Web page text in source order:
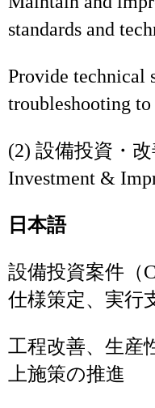
standards and
Provide technical
troubleshooting
(2) 設備投資・
Investment &
日本語
設備投資案件（
仕様策定、実行
工程改善、生産
上施策の推進